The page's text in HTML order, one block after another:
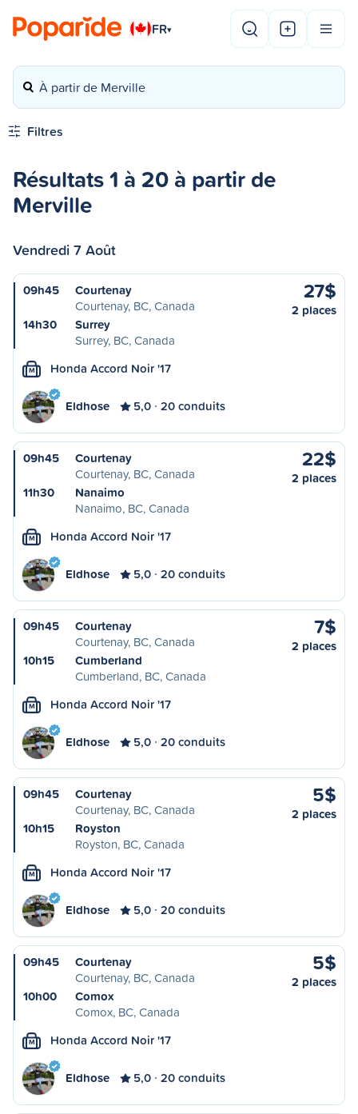
FR▾
À partir de Merville
Filtres
Résultats 1 à 20 à partir de
Merville
Vendredi 7 Août
09h45
Courtenay
Courtenay, BC, Canada
14h30
Surrey
Surrey, BC, Canada
27$
2 places
M Honda Accord Noir '17
Eldhose 5,0 20 conduits
09h45
Courtenay
Courtenay, BC, Canada
11h30
Nanaimo
Nanaimo, BC, Canada
22$
2 places
M Honda Accord Noir '17
Eldhose 5,0 20 conduits
09h45
Courtenay
Courtenay, BC, Canada
10h15
Cumberland
Cumberland, BC, Canada
7$
2 places
M Honda Accord Noir '17
Eldhose 5,0 20 conduits
09h45
Courtenay
Courtenay, BC, Canada
10h15
Royston
Royston, BC, Canada
5$
2 places
M Honda Accord Noir '17
Eldhose 5,0 20 conduits
09h45
Courtenay
Courtenay, BC, Canada
10h00
Comox
Comox, BC, Canada
5$
2 places
M Honda Accord Noir '17
Eldhose 5,0 20 conduits